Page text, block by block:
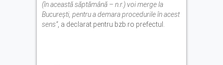
(în această săptămână – n.r.) voi merge la
Bucureşti, pentru a demara procedurile în acest
sens”, a declarat pentru bzb.ro prefectul.